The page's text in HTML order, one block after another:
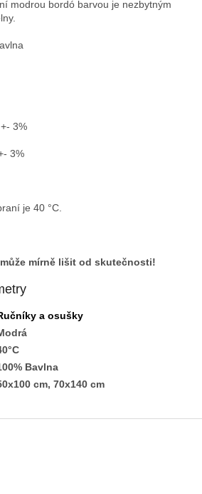
modrou bordó barvou je nezbytným
3%
3%
je 40 °C.
mírně lišit od skutečnosti!
a osušky
Bavlna
cm, 70x140 cm